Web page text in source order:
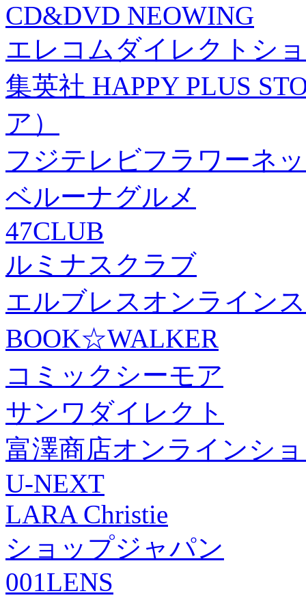
CD&DVD NEOWING
エレコムダイレクトシ
集英社 HAPPY PLUS
ア）
フジテレビフラワーネ
ベルーナグルメ
47CLUB
ルミナスクラブ
エルブレスオンライン
BOOK☆WALKER
コミックシーモア
サンワダイレクト
富澤商店オンラインシ
U-NEXT
LARA Christie
ショップジャパン
001LENS